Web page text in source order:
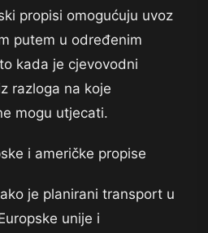
propisi omogućuju uvoz
putem u određenim
kada je cjevovodni
razloga na koje
mogu utjecati.
i američke propise
je planirani transport u
unije i